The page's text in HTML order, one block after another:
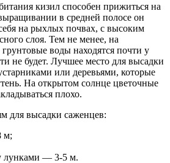
кизил способен прижиться на
в средней полосе он
на рыхлых почвах, с высоким
слоя. Тем не менее, на
воды находятся почти у
не будет. Лучшее место для высадки
или деревьями, которые
На открытом солнце цветочные
плохо.
для высадки саженцев:
м;
лунками — 3-5 м.